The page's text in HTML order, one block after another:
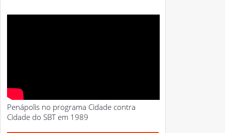
Penápolis no programa Cidade contra
Cidade do SBT em 1989